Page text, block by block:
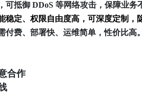
可抵御 DDoS 等网络攻击，保障业务
稳定、权限自由度高，可深度定制，
付费、部署快、运维简单，性价比高。
合作